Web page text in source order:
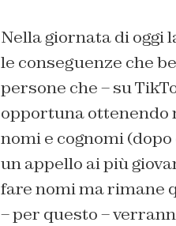
Nella giornata di oggi
le conseguenze che
persone che – su
opportuna ottenendo
nomi e cognomi
un appello ai più
fare nomi ma rimane
– per questo –